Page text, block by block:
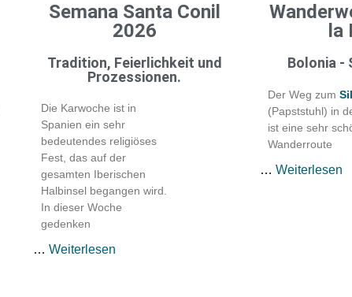
Semana Santa Conil
2026
Tradition, Feierlichkeit und
Prozessionen.
Die Karwoche ist in
Spanien ein sehr
bedeutendes religiöses
Fest, das auf der
gesamten Iberischen
Halbinsel begangen wird.
In dieser Woche
gedenken
… Weiterlesen
la
Bolonia -
Der Weg zum
(Papststuhl) in
ist eine sehr
Wanderroute
… Weiterlesen